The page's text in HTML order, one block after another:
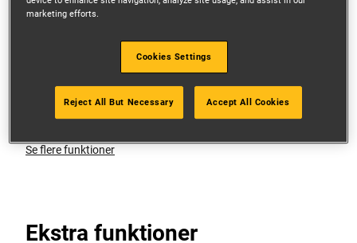
18V XR kulløs motor: Leverer høj ydeevne,
forlænger værktøjets levetid og giver mulighed for
et meget kortere design
STØJSVAG HYDRAULISK MEKANISME: Leverer høj
arbejdshastighed med reduceret slagstøj
Se flere funktioner
Ekstra funktioner
marketing efforts.
Cookies Settings
Reject All But Necessary Accept All Cookies